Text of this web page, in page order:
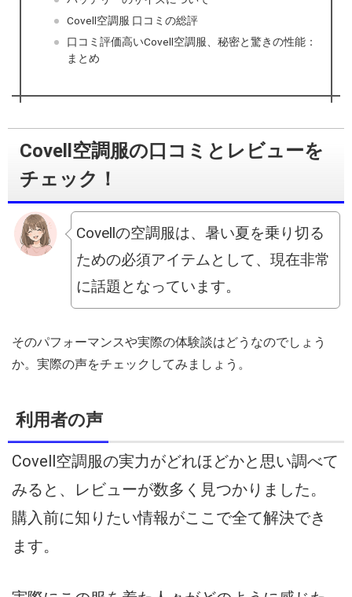
Covell空調服 口コミの総評
口コミ評価高いCovell空調服、秘密と驚きの性能：
まとめ
Covell空調服の口コミとレビューを
チェック！
Covellの空調服は、暑い夏を乗り切る
ための必須アイテムとして、現在非常
に話題となっています。
そのパフォーマンスや実際の体験談はどうなのでしょう
か。実際の声をチェックしてみましょう。
利用者の声
Covell空調服の実力がどれほどかと思い調べて
みると、レビューが数多く見つかりました。
購入前に知りたい情報がここで全て解決でき
ます。